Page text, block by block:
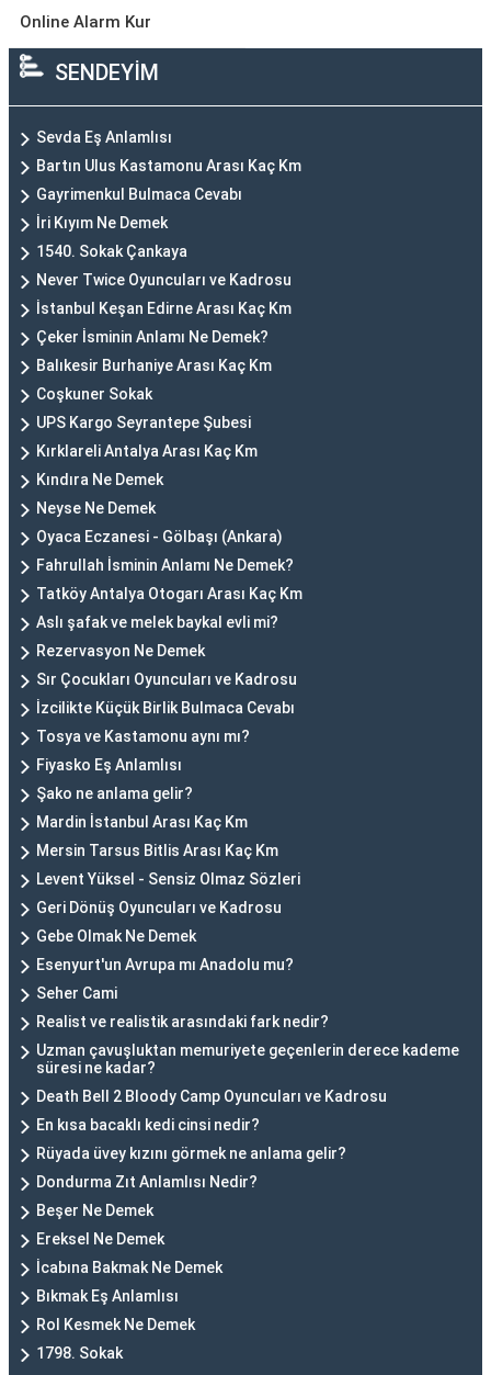
Online Alarm Kur
SENDEYİM
Sevda Eş Anlamlısı
Bartın Ulus Kastamonu Arası Kaç Km
Gayrimenkul Bulmaca Cevabı
İri Kıyım Ne Demek
1540. Sokak Çankaya
Never Twice Oyuncuları ve Kadrosu
İstanbul Keşan Edirne Arası Kaç Km
Çeker İsminin Anlamı Ne Demek?
Balıkesir Burhaniye Arası Kaç Km
Coşkuner Sokak
UPS Kargo Seyrantepe Şubesi
Kırklareli Antalya Arası Kaç Km
Kındıra Ne Demek
Neyse Ne Demek
Oyaca Eczanesi - Gölbaşı (Ankara)
Fahrullah İsminin Anlamı Ne Demek?
Tatköy Antalya Otogarı Arası Kaç Km
Aslı şafak ve melek baykal evli mi?
Rezervasyon Ne Demek
Sır Çocukları Oyuncuları ve Kadrosu
İzcilikte Küçük Birlik Bulmaca Cevabı
Tosya ve Kastamonu aynı mı?
Fiyasko Eş Anlamlısı
Şako ne anlama gelir?
Mardin İstanbul Arası Kaç Km
Mersin Tarsus Bitlis Arası Kaç Km
Levent Yüksel - Sensiz Olmaz Sözleri
Geri Dönüş Oyuncuları ve Kadrosu
Gebe Olmak Ne Demek
Esenyurt'un Avrupa mı Anadolu mu?
Seher Cami
Realist ve realistik arasındaki fark nedir?
Uzman çavuşluktan memuriyete geçenlerin derece kademe
süresi ne kadar?
Death Bell 2 Bloody Camp Oyuncuları ve Kadrosu
En kısa bacaklı kedi cinsi nedir?
Rüyada üvey kızını görmek ne anlama gelir?
Dondurma Zıt Anlamlısı Nedir?
Beşer Ne Demek
Ereksel Ne Demek
İcabına Bakmak Ne Demek
Bıkmak Eş Anlamlısı
Rol Kesmek Ne Demek
1798. Sokak